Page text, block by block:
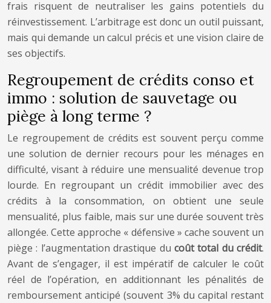
frais risquent de neutraliser les gains potentiels du
réinvestissement. L’arbitrage est donc un outil puissant,
mais qui demande un calcul précis et une vision claire de
ses objectifs.
Regroupement de crédits conso et
immo : solution de sauvetage ou
piège à long terme ?
Le regroupement de crédits est souvent perçu comme
une solution de dernier recours pour les ménages en
difficulté, visant à réduire une mensualité devenue trop
lourde. En regroupant un crédit immobilier avec des
crédits à la consommation, on obtient une seule
mensualité, plus faible, mais sur une durée souvent très
allongée. Cette approche « défensive » cache souvent un
piège : l’augmentation drastique du coût total du crédit.
Avant de s’engager, il est impératif de calculer le coût
réel de l’opération, en additionnant les pénalités de
remboursement anticipé (souvent 3% du capital restant